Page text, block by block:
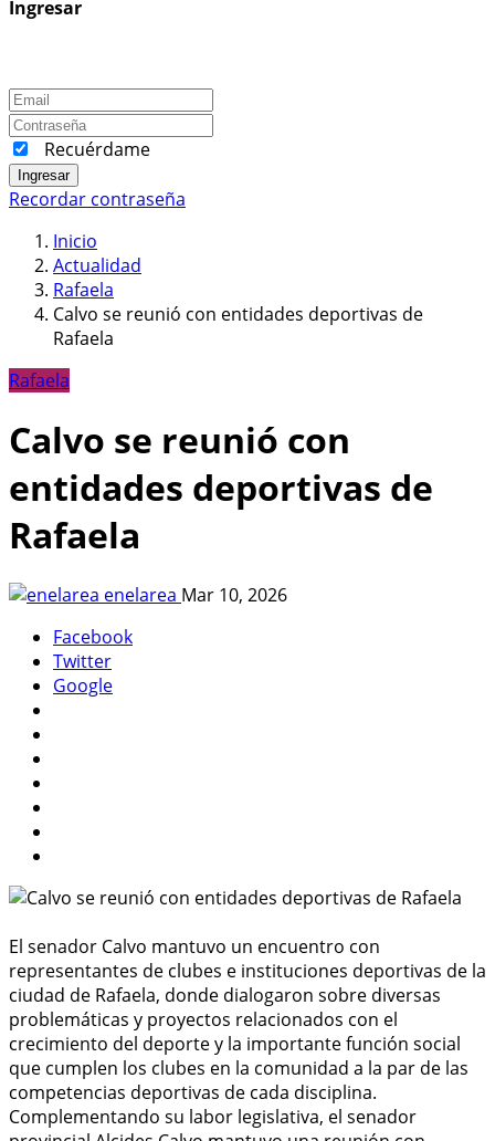
Ingresar
Recuérdame
Ingresar
Recordar contraseña
Inicio
Actualidad
Rafaela
Calvo se reunió con entidades deportivas de
Rafaela
Rafaela
Calvo se reunió con
entidades deportivas de
Rafaela
enelarea Mar 10, 2026
Facebook
Twitter
Google
El senador Calvo mantuvo un encuentro con
representantes de clubes e instituciones deportivas de la
ciudad de Rafaela, donde dialogaron sobre diversas
problemáticas y proyectos relacionados con el
crecimiento del deporte y la importante función social
que cumplen los clubes en la comunidad a la par de las
competencias deportivas de cada disciplina.
Complementando su labor legislativa, el senador